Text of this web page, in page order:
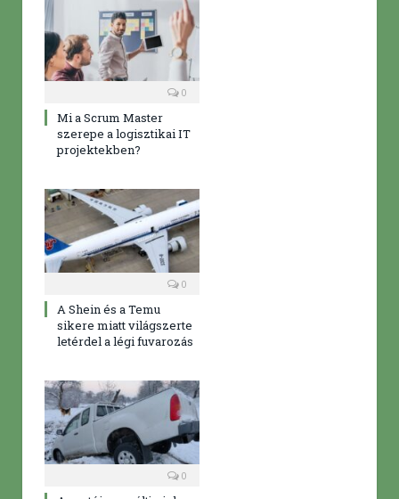
0
Mi a Scrum Master
szerepe a logisztikai IT
projektekben?
0
A Shein és a Temu
sikere miatt világszerte
letérdel a légi fuvarozás
0